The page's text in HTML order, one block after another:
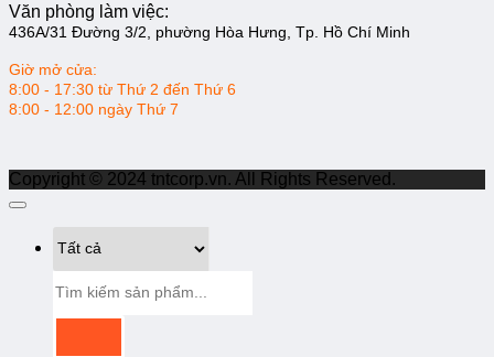
Văn phòng làm việc:
436A/31 Đường 3/2, phường Hòa Hưng, Tp. Hồ Chí Minh
Giờ mở cửa:
8:00 - 17:30 từ Thứ 2 đến Thứ 6
8:00 - 12:00 ngày Thứ 7
Copyright © 2024 tntcorp.vn. All Rights Reserved.
kiếm: